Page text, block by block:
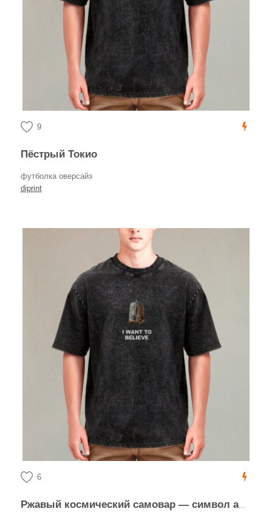
9
Пёстрый Токио
футболка оверсайз
diprint
6
Ржавый космический самовар — символ абсурдного оптимизма